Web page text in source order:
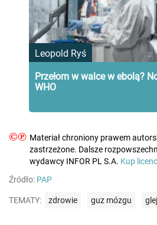
Leopold Ryś
Przełom w walce w ebolą?
WHO
©℗ Materiał chroniony prawem
zastrzeżone. Dalsze
wydawcy INFOR PL S.A. Kup
Źródło: PAP
TEMATY: zdrowie guz mózgu